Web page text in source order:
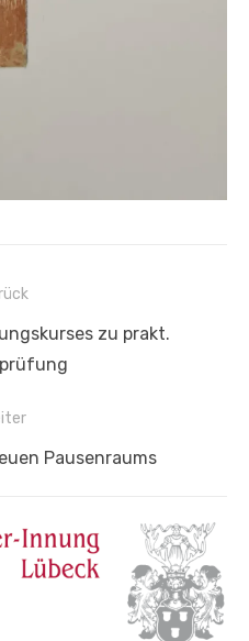
zu prakt.
Pausenraums